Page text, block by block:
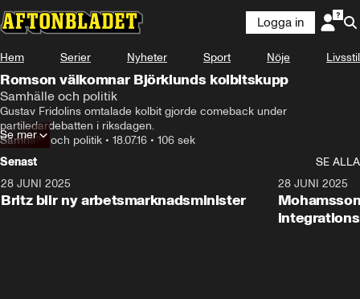
Logga in
Hem Serier Nyheter Sport Nöje Livsstil
Romson välkomnar Björklunds kolbitskupp
Samhälle och politik
Gustav Fridolins omtalade kolbit gjorde comeback under
partiledardebatten i riksdagen.
Samhälle och politik • 18.07.16 • 106 sek
Se mer
Senast
SE ALLA
28 JUNI 2025
Britz blir ny arbetsmarknadsminister
28 JUNI 2025